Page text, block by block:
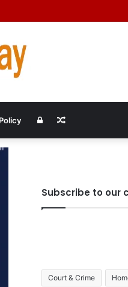
पोस्टमार्टम में तिल्ली फटने से मौत की पुष्टि
Random
Log
Subscribe to our
Court & Crime